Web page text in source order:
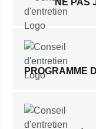
NE PAS
PROGRAMME